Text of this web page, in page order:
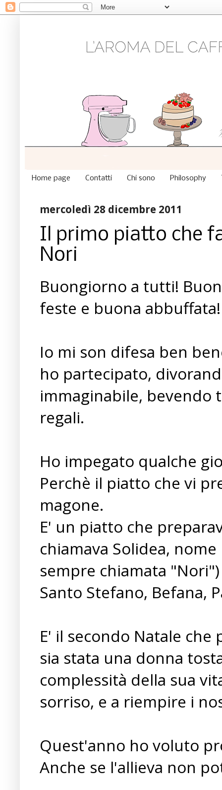
Home page Contatti Chi sono Philosophy
mercoledì 28 dicembre 2011
Il primo piatto che
Nori
Buongiorno a tutti!
feste e buona abbuffata!
Io mi son difesa ben
ho partecipato,
immaginabile,
regali.
Ho impegato qualche
Perchè il piatto che vi
magone.
E' un piatto che
chiamava Solidea,
sempre chiamata
Santo Stefano, Befana,
E' il secondo Natale che
sia stata una donna
complessità della sua
sorriso, e a riempire i
Quest'anno ho voluto
Anche se l'allieva non